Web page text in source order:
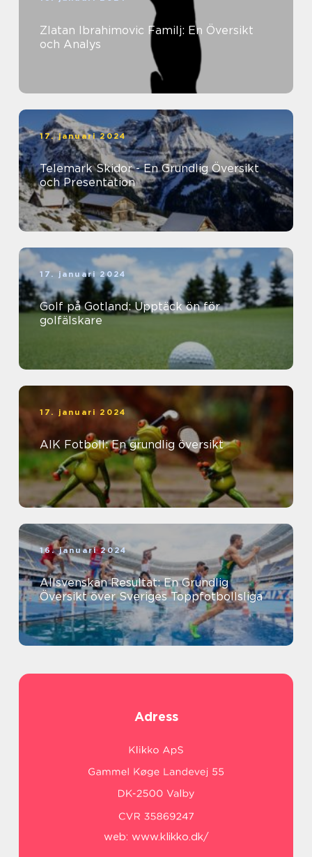
Zlatan Ibrahimovic Familj: En Översikt
och Analys
17. januari 2024
Telemark Skidor - En Grundlig Översikt
och Presentation
17. januari 2024
Golf på Gotland: Upptäck ön för
golfälskare
17. januari 2024
AIK Fotboll: En grundlig översikt
16. januari 2024
Allsvenskan Resultat: En Grundlig
Översikt över Sveriges Toppfotbollsliga
Adress
web: www.klikko.dk/